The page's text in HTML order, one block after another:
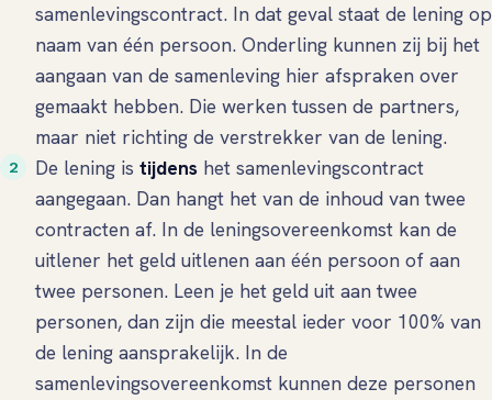
samenlevingscontract. In dat geval staat de lening op
naam van één persoon. Onderling kunnen zij bij het
aangaan van de samenleving hier afspraken over
gemaakt hebben. Die werken tussen de partners,
maar niet richting de verstrekker van de lening.
De lening is tijdens het samenlevingscontract
aangegaan. Dan hangt het van de inhoud van twee
contracten af. In de leningsovereenkomst kan de
uitlener het geld uitlenen aan één persoon of aan
twee personen. Leen je het geld uit aan twee
personen, dan zijn die meestal ieder voor 100% van
de lening aansprakelijk. In de
samenlevingsovereenkomst kunnen deze personen